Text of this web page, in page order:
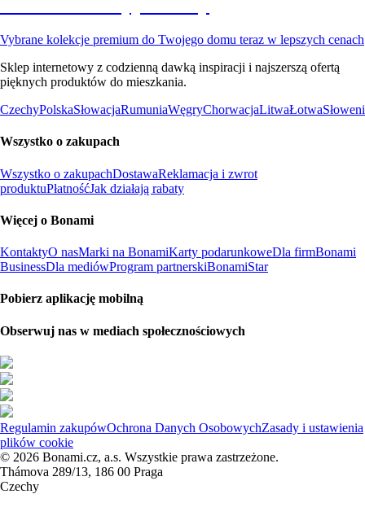
Vybrane kolekcje premium do Twojego domu teraz w lepszych cenach
Sklep internetowy z codzienną dawką inspiracji i najszerszą ofertą
pięknych produktów do mieszkania.
CzechyPolskaSłowacjaRumuniaWęgryChorwacjaLitwaŁotwa
Wszystko o zakupach
Wszystko o zakupachDostawaReklamacja i zwrot
produktuPłatnośćJak działają rabaty
Więcej o Bonami
KontaktyO nasMarki na BonamiKarty podarunkoweDla firmBonami
BusinessDla mediówProgram partnerskiBonamiStar
Pobierz aplikację mobilną
Obserwuj nas w mediach społecznościowych
Regulamin zakupówOchrona Danych OsobowychZasady i ustawienia
plików cookie
© 2026 Bonami.cz, a.s. Wszystkie prawa zastrzeżone.
Thámova 289/13, 186 00 Praga
Czechy